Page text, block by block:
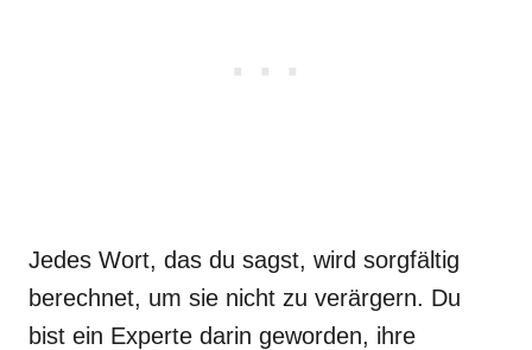
Jedes Wort, das du sagst, wird sorgfältig
berechnet, um sie nicht zu verärgern. Du
bist ein Experte darin geworden, ihre